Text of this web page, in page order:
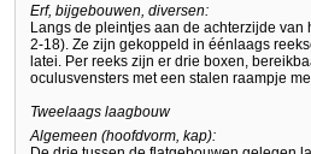
Erf, bijgebouwen, diversen:
Langs de pleintjes aan de achterzijde
2-18). Ze zijn gekoppeld in éénlaags
latei. Per reeks zijn er drie boxen,
oculusvensters met een stalen raampje
Tweelaags laagbouw
Algemeen (hoofdvorm, kap):